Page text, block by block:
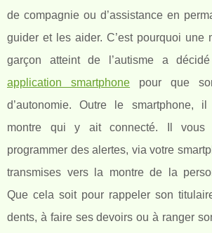
de compagnie ou d’assistance en
guider et les aider. C’est pourquoi une
garçon atteint de l’autisme a
application smartphone pour que
d’autonomie. Outre le smartphone,
montre qui y ait connecté. Il vous
programmer des alertes, via votre
transmises vers la montre de la
Que cela soit pour rappeler son
dents, à faire ses devoirs ou à ranger